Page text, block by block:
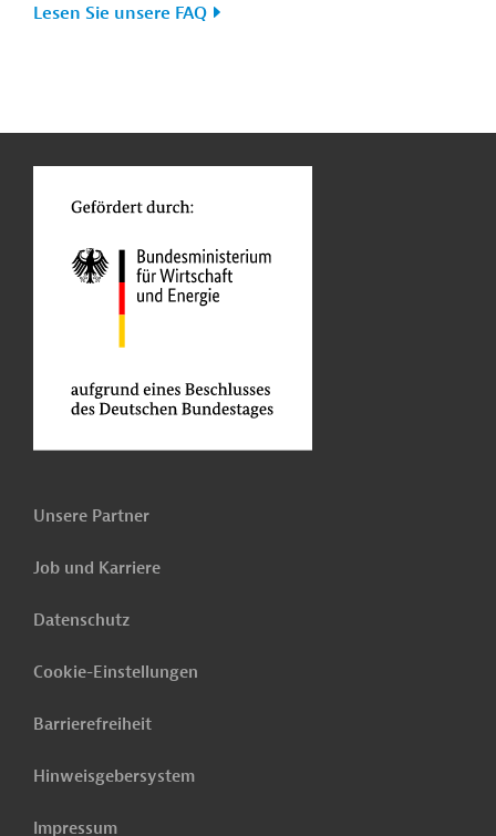
Lesen Sie unsere FAQ
Unsere Partner
Job und Karriere
Datenschutz
Cookie-Einstellungen
Barrierefreiheit
Hinweisgebersystem
Impressum